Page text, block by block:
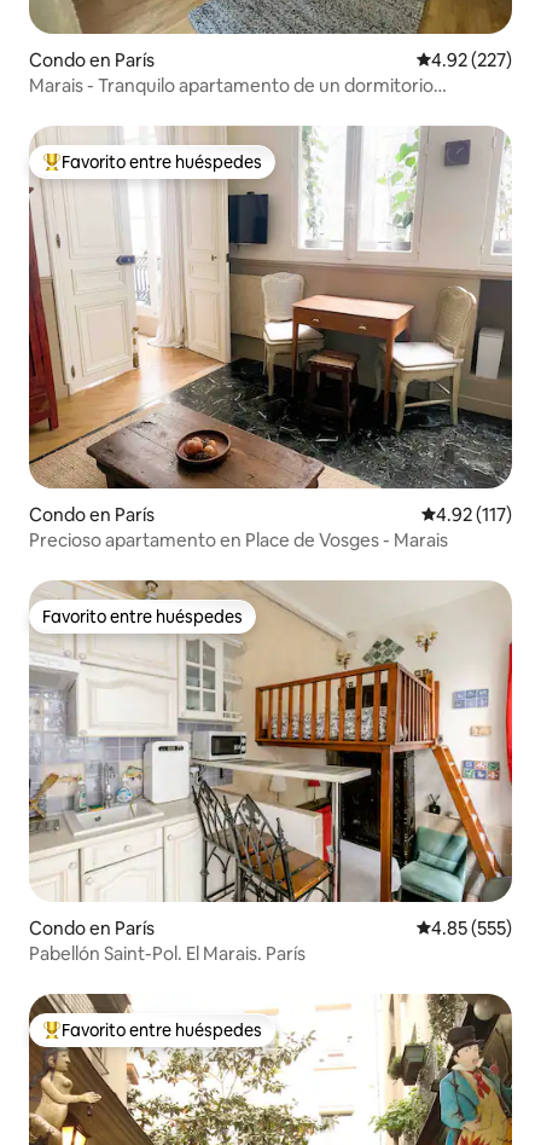
Condo en París Calificación
4.92 (227)
Marais - Tranquilo apartamento de un dormitorio
Favorito entre huéspedes preferido
Favorito entre huéspedes
Condo en París Calificación
4.92 (117)
Precioso apartamento en Place de Vosges - Marais
Favorito entre huéspedes
Favorito entre huéspedes
Condo en París Calificación
4.85 (555)
Pabellón Saint-Pol. El Marais. París
Favorito entre huéspedes preferido
Favorito entre huéspedes